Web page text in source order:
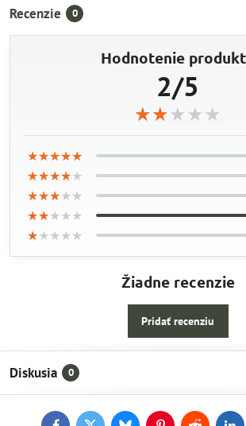
Recenzie 0
Hodnotenie
2/5
★★★★★
★★★★★
★★★★★
★★★★★
★★★★★
★★★★★
★★★★★
★★★★★
★★★★★
★★★★★
★★★★★
★★★★★
★★★★★
★★★★★
★★★★★
★★★★★
★★★★★
★★★★★
Žiadne recenzie
Pridať recenziu
Diskusia 0